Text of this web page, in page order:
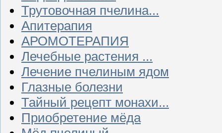
Трутовочная пчелина...
Апитерапия
АРОМОТЕРАПИЯ
Лечебные растения ...
Лечение пчелиным ядом
Глазные болезни
Тайный рецепт монахи...
Приобретение мёда